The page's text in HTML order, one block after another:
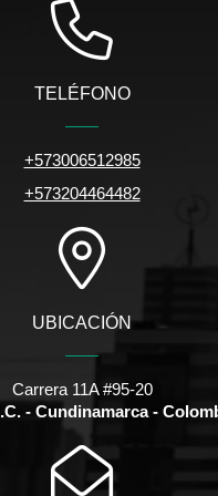
TELÉFONO
+573006512985
+573204464482
UBICACIÓN
Carrera 11A #95-20
- Cundinamarca -